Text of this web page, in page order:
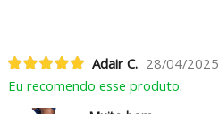
Adair C. 28/04/2025
Eu recomendo esse produto.